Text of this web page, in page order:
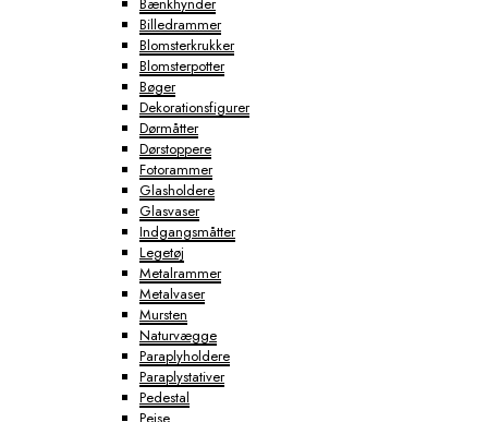
Billedrammer
Blomsterkrukker
Blomsterpotter
Bøger
Dekorationsfigurer
Dørmåtter
Dørstoppere
Fotorammer
Glasholdere
Glasvaser
Indgangsmåtter
Legetøj
Metalrammer
Metalvaser
Mursten
Naturvægge
Paraplyholdere
Paraplystativer
Pedestal